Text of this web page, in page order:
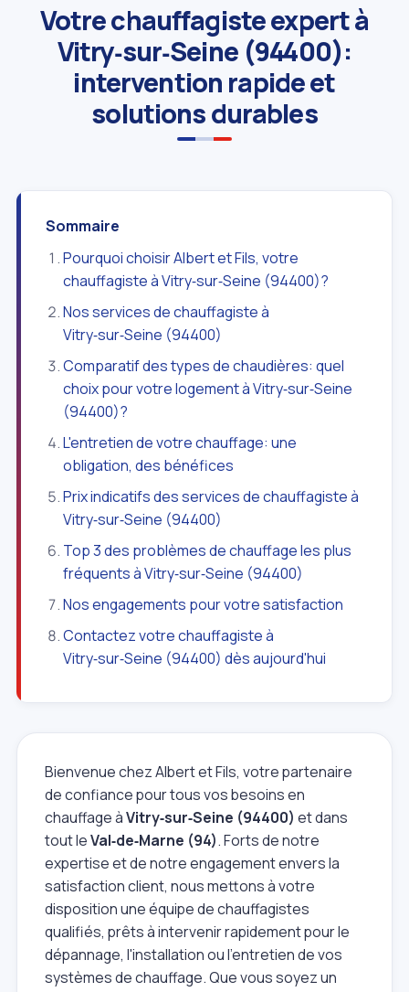
Votre chauffagiste expert à
Vitry‑sur‑Seine (94400):
intervention rapide et
solutions durables
Sommaire
Pourquoi choisir Albert et Fils, votre
chauffagiste à Vitry‑sur‑Seine (94400)?
Nos services de chauffagiste à
Vitry‑sur‑Seine (94400)
Comparatif des types de chaudières: quel
choix pour votre logement à Vitry‑sur‑Seine
(94400)?
L'entretien de votre chauffage: une
obligation, des bénéfices
Prix indicatifs des services de chauffagiste à
Vitry‑sur‑Seine (94400)
Top 3 des problèmes de chauffage les plus
fréquents à Vitry‑sur‑Seine (94400)
Nos engagements pour votre satisfaction
Contactez votre chauffagiste à
Vitry‑sur‑Seine (94400) dès aujourd'hui
Bienvenue chez Albert et Fils, votre partenaire
de confiance pour tous vos besoins en
chauffage àVitry‑sur‑Seine (94400) et dans
tout leVal‑de‑Marne (94). Forts de notre
expertise et de notre engagement envers la
satisfaction client, nous mettons à votre
disposition une équipe de chauffagistes
qualifiés, prêts à intervenir rapidement pour le
dépannage, l'installation ou l'entretien de vos
systèmes de chauffage. Que vous soyez un